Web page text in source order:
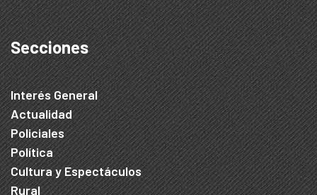
Secciones
Interés General
Actualidad
Policiales
Política
Cultura y Espectáculos
Rural